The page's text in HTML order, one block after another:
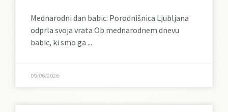
Mednarodni dan babic: Porodnišnica Ljubljana
odprla svoja vrata Ob mednarodnem dnevu
babic, ki smo ga
09/06/2026